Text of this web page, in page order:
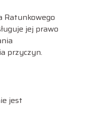
Ratunkowego
jej prawo
przyczyn.
jest